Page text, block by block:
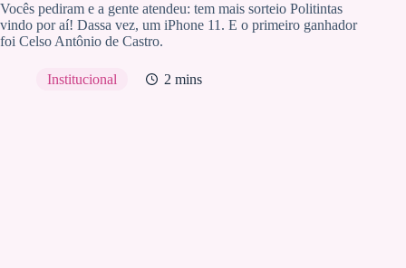
Vocês pediram e a gente atendeu: tem mais sorteio Politintas
vindo por aí! Dassa vez, um iPhone 11. E o primeiro ganhador
foi Celso Antônio de Castro.
Institucional 2 mins